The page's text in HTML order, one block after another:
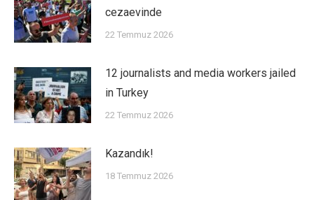
cezaevinde
22 Temmuz 2026
12 journalists and media workers jailed
in Turkey
22 Temmuz 2026
Kazandık!
18 Temmuz 2026